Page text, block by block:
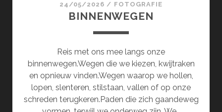
24/05/2026 / FOTOGRAFIE
BINNENWEGEN
Reis met ons mee langs onze
binnenwegen.Wegen die we kiezen, kwijtraken
en opnieuw vinden.Wegen waarop we hollen,
lopen, slenteren, stilstaan, vallen of op onze
schreden terugkeren.Paden die zich gaandeweg